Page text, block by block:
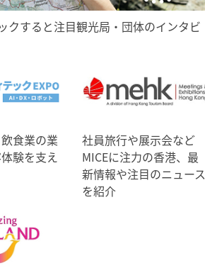
クすると注目観光局・団体のインタビ
食業の業
験を支え
社員旅行や展示会など
MICEに注力の香港、最
新情報や注目のニュース
を紹介